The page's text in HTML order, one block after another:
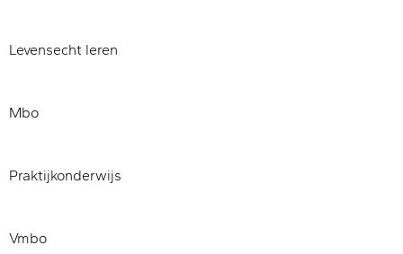
Levensecht leren
Mbo
Praktijkonderwijs
Vmbo